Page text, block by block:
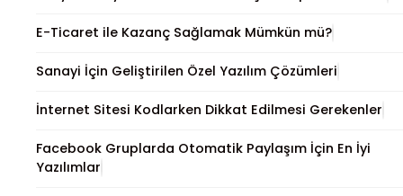
E-Ticaret ile Kazanç Sağlamak Mümkün mü?
Sanayi İçin Geliştirilen Özel Yazılım Çözümleri
İnternet Sitesi Kodlarken Dikkat Edilmesi Gerekenler
Facebook Gruplarda Otomatik Paylaşım İçin En İyi
Yazılımlar